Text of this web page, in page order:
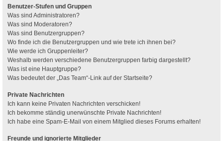
Benutzer-Stufen und Gruppen
Was sind Administratoren?
Was sind Moderatoren?
Was sind Benutzergruppen?
Wo finde ich die Benutzergruppen und wie trete ich ihnen bei?
Wie werde ich Gruppenleiter?
Weshalb werden verschiedene Benutzergruppen farbig dargestellt?
Was ist eine Hauptgruppe?
Was bedeutet der „Das Team“-Link auf der Startseite?
Private Nachrichten
Ich kann keine Privaten Nachrichten verschicken!
Ich bekomme ständig unerwünschte Private Nachrichten!
Ich habe eine Spam-E-Mail von einem Mitglied dieses Forums erhalten!
Freunde und ignorierte Mitglieder